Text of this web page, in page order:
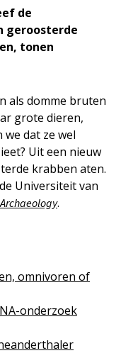
de
geroosterde
tonen
als domme bruten
grote dieren,
dat ze wel
Uit een nieuw
krabben aten.
Universiteit van
.
omnivoren of
onderzoek